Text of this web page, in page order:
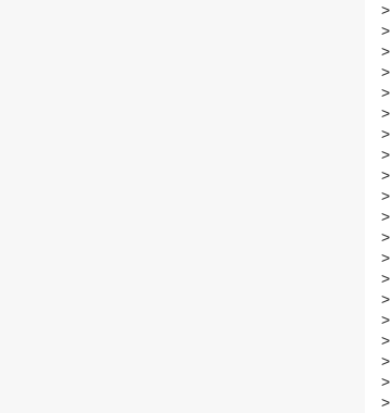
>
>
>
>
>
>
>
>
>
>
>
>
>
>
>
>
>
>
>
>